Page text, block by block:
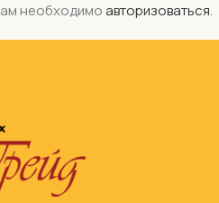
необходимоавторизоваться.